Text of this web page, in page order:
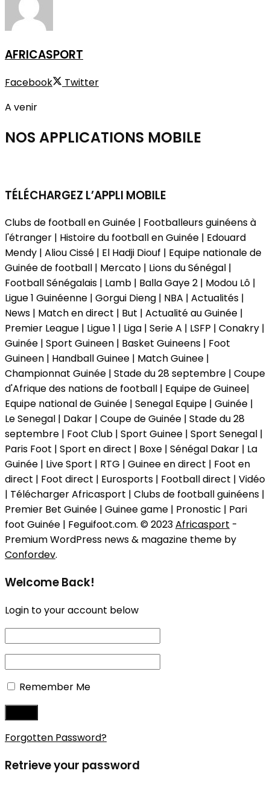
AFRICASPORT
Facebook
Twitter
A venir
NOS APPLICATIONS MOBILE
TÉLÉCHARGEZ L’APPLI MOBILE
Clubs de football en Guinée | Footballeurs guinéens à
l'étranger | Histoire du football en Guinée | Edouard
Mendy | Aliou Cissé | El Hadji Diouf | Equipe nationale de
Guinée de football | Mercato | Lions du Sénégal |
Football Sénégalais | Lamb | Balla Gaye 2 | Modou Lô |
Ligue 1 Guinéenne | Gorgui Dieng | NBA | Actualités |
News | Match en direct | But | Actualité au Guinée |
Premier League | Ligue 1 | Liga | Serie A | LSFP | Conakry |
Guinée | Sport Guineen | Basket Guineens | Foot
Guineen | Handball Guinee | Match Guinee |
Championnat Guinée | Stade du 28 septembre | Coupe
d'Afrique des nations de football | Equipe de Guinee|
Equipe national de Guinée | Senegal Equipe | Guinée |
Le Senegal | Dakar | Coupe de Guinée | Stade du 28
septembre | Foot Club | Sport Guinee | Sport Senegal |
Paris Foot | Sport en direct | Boxe | Sénégal Dakar | La
Guinée | Live Sport | RTG | Guinee en direct | Foot en
direct | Foot direct | Eurosports | Football direct | Vidéo
| Télécharger Africasport | Clubs de football guinéens |
Premier Bet Guinée | Guinee game | Pronostic | Pari
foot Guinée | Feguifoot.com. © 2023Africasport -
Premium WordPress news & magazine theme by
Confordev.
Welcome Back!
Login to your account below
Remember Me
Forgotten Password?
Retrieve your password